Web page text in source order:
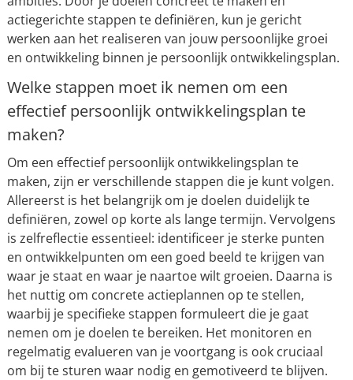
actiegerichte stappen te definiëren, kun je gericht
werken aan het realiseren van jouw persoonlijke groei
en ontwikkeling binnen je persoonlijk ontwikkelingsplan.
Welke stappen moet ik nemen om een
effectief persoonlijk ontwikkelingsplan te
maken?
Om een effectief persoonlijk ontwikkelingsplan te
maken, zijn er verschillende stappen die je kunt volgen.
Allereerst is het belangrijk om je doelen duidelijk te
definiëren, zowel op korte als lange termijn. Vervolgens
is zelfreflectie essentieel: identificeer je sterke punten
en ontwikkelpunten om een goed beeld te krijgen van
waar je staat en waar je naartoe wilt groeien. Daarna is
het nuttig om concrete actieplannen op te stellen,
waarbij je specifieke stappen formuleert die je gaat
nemen om je doelen te bereiken. Het monitoren en
regelmatig evalueren van je voortgang is ook cruciaal
om bij te sturen waar nodig en gemotiveerd te blijven.